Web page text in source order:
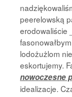
peerelowską
erodowaliście
lodożużlom
eskortujemy.
nowoczesne
idealizacje.